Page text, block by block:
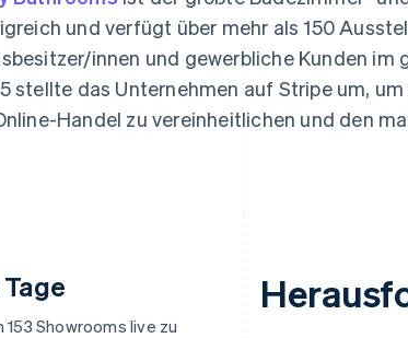
und verfügt über mehr als 150
innen und gewerbliche Kunden im
stellte das Unternehmen auf Stripe um,
Handel zu vereinheitlichen und den
153 Showrooms live zu